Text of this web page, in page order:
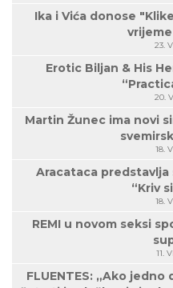
Ika i Vića donose
23.
Erotic Biljan & His
20.
Martin Žunec ima novi
18.
Aracataca
“Kriv
18.
REMI u novom seksi
11.
FLUENTES: „Ako